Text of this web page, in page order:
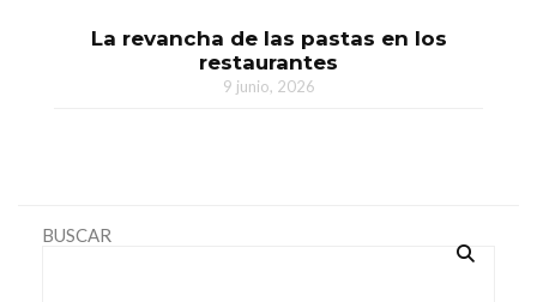
La revancha de las pastas en los
restaurantes
9 junio, 2026
BUSCAR